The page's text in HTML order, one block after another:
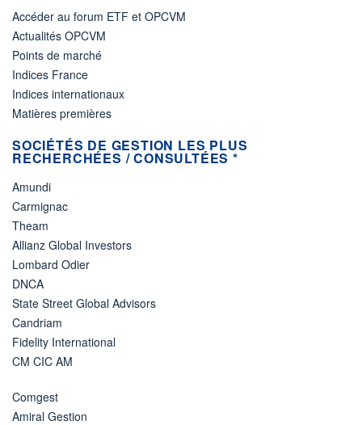
Accéder au forum ETF et OPCVM
Actualités OPCVM
Points de marché
Indices France
Indices internationaux
Matières premières
SOCIÉTÉS DE GESTION LES PLUS
RECHERCHÉES / CONSULTÉES *
Amundi
Carmignac
Theam
Allianz Global Investors
Lombard Odier
DNCA
State Street Global Advisors
Candriam
Fidelity International
CM CIC AM
Comgest
Amiral Gestion